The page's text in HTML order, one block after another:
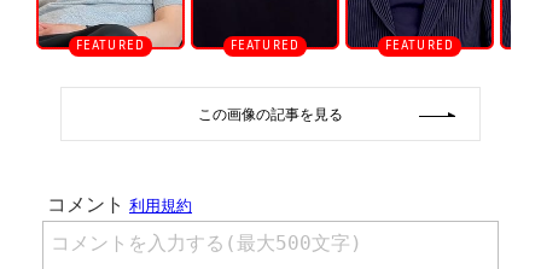
この画像の記事を見る